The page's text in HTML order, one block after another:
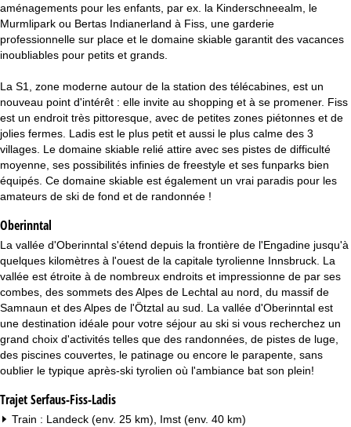
c
u
e
i
l
aménagements pour les enfants, par ex. la Kinderschneealm, le
Murmlipark ou Bertas Indianerland à Fiss, une garderie
professionnelle sur place et le domaine skiable garantit des vacances
inoubliables pour petits et grands.
La S1, zone moderne autour de la station des télécabines, est un
nouveau point d'intérêt : elle invite au shopping et à se promener. Fiss
est un endroit très pittoresque, avec de petites zones piétonnes et de
jolies fermes. Ladis est le plus petit et aussi le plus calme des 3
villages. Le domaine skiable relié attire avec ses pistes de difficulté
moyenne, ses possibilités infinies de freestyle et ses funparks bien
équipés. Ce domaine skiable est également un vrai paradis pour les
amateurs de ski de fond et de randonnée !
Oberinntal
La vallée d'Oberinntal s'étend depuis la frontière de l'Engadine jusqu'à
quelques kilomètres à l'ouest de la capitale tyrolienne Innsbruck. La
vallée est étroite à de nombreux endroits et impressionne de par ses
combes, des sommets des Alpes de Lechtal au nord, du massif de
Samnaun et des Alpes de l'Ötztal au sud. La vallée d'Oberinntal est
une destination idéale pour votre séjour au ski si vous recherchez un
grand choix d'activités telles que des randonnées, de pistes de luge,
des piscines couvertes, le patinage ou encore le parapente, sans
oublier le typique après-ski tyrolien où l'ambiance bat son plein!
Trajet Serfaus-Fiss-Ladis
Train : Landeck (env. 25 km), Imst (env. 40 km)